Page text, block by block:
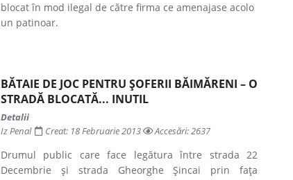
blocat în mod ilegal de către firma ce amenajase acolo
un patinoar.
BĂTAIE DE JOC PENTRU ȘOFERII BĂIMĂRENI – O
STRADĂ BLOCATĂ... INUTIL
Detalii
Iz Penal
Creat: 18 Februarie 2013 Accesări: 2637
Drumul public care face legătura între strada 22
Decembrie și strada Gheorghe Șincai prin fața